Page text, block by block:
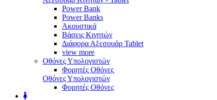
Power Bank
Power Banks
Ακουστικά
Βάσεις Κινητών
Διάφορα Αξεσουάρ Tablet
view more
Οθόνες Υπολογιστών
Φορητές Οθόνες
Οθόνες Υπολογιστών
Φορητές Οθόνες